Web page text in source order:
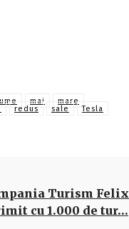
mai
mare
redus sale
Tesla
Turism Felix
cu 1.000 de tur…